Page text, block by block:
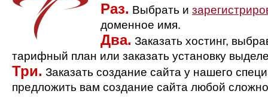
Раз. Выбрать и
доменное имя.
Два. Заказать хостинг,
тарифный план или заказать установку
Три. Заказать создание сайта у нашего
предложить вам создание сайта любой